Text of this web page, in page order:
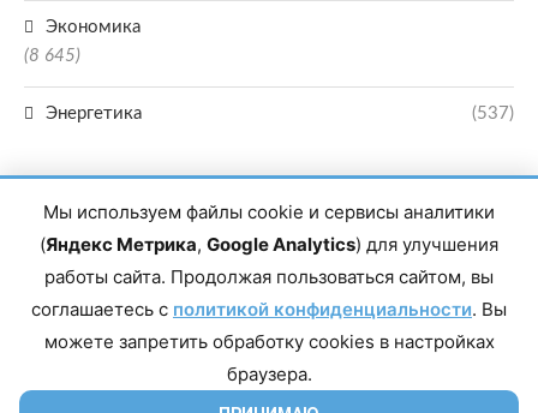
Экономика
(8 645)
Энергетика (537)
Главный редактор сетевого издания Магомаев Тимур Нухович. Контакты
редакции: 8(988)-292-94-34 Почта: vestiskfo@gmail.com По вопросам
Дагестан, г. Махачкала, пр-т Насрутдинова, д. 1а. Все права защищены.
Копирование и использование полных материалов запрещено, частичное
цитирование возможно только при условии гиперссылки на сайт mirmol.ru.
Мы используем файлы cookie и сервисы аналитики
(Яндекс Метрика, Google Analytics) для улучшения
работы сайта. Продолжая пользоваться сайтом, вы
соглашаетесь с политикой конфиденциальности. Вы
можете запретить обработку cookies в настройках
браузера.